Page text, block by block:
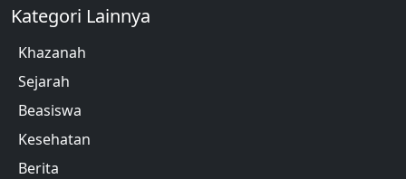
Kategori Lainnya
Khazanah
Sejarah
Beasiswa
Kesehatan
Berita